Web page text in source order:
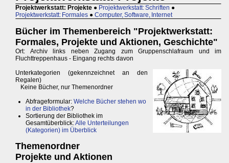
Projektwerkstatt: Projekte ● Projektwerkstatt: Schriften ●
Projektwerkstatt: Formales ● Computer, Software, Internet
Bücher im Themenbereich "Projektwerkstatt:
Formales, Projekte und Aktionen, Geschichte"
Ort: Archiv links neben Zugang zum Gruppenschlafraum und im
Fluchttreppenhaus - Eingang rechts davon
Unterkategorien (gekennzeichnet an den
Regalen)
Keine Bücher, nur Themenordner
Abfrageformular: Welche Bücher stehen wo
in der Bibliothek?
Sortierung der Bibliothek im
Gesamtüberblick:Alle Unterteilungen
(Kategorien) im Überblick
Themenordner
Projekte und Aktionen